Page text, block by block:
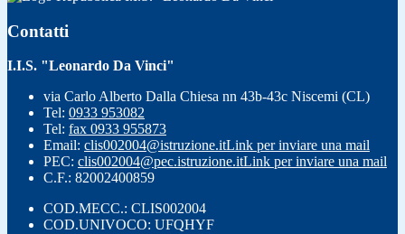
Contatti
I.I.S. "Leonardo Da Vinci"
via Carlo Alberto Dalla Chiesa nn 43b-43c Niscemi (CL)
Tel: 0933 953082
Tel: fax 0933 955873
Email: clis002004@istruzione.itLink per inviare una mail
PEC: clis002004@pec.istruzione.itLink per inviare una mail
C.F.: 82002400859
COD.MECC.: CLIS002004
COD.UNIVOCO: UFQHYF